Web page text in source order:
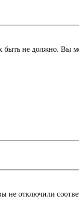
быть не должно. Вы
не отключили